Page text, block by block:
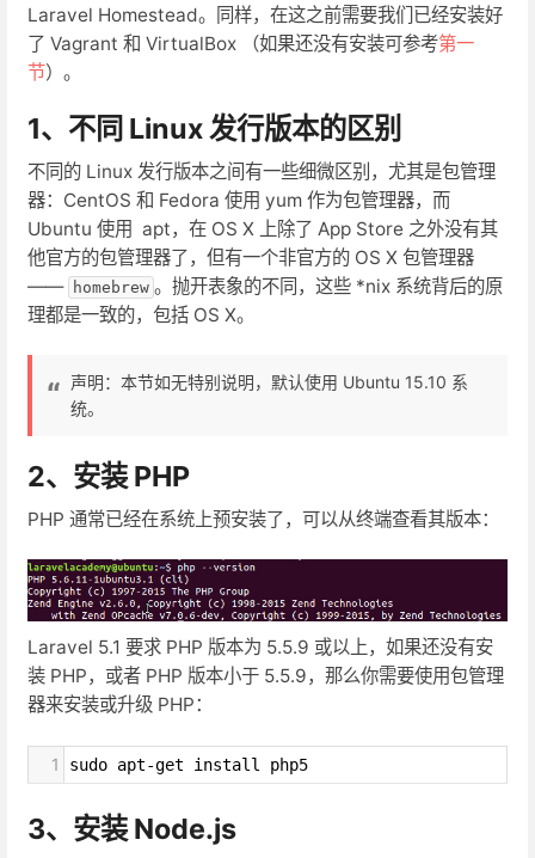
Laravel Homestead。同样，在这之前需要我们已经安装好
了 Vagrant 和 VirtualBox （如果还没有安装可参考第一
节）。
1、不同 Linux 发行版本的区别
不同的 Linux 发行版本之间有一些细微区别，尤其是包管理
器：CentOS 和 Fedora 使用 yum 作为包管理器，而
Ubuntu 使用 apt，在 OS X 上除了 App Store 之外没有其
他官方的包管理器了，但有一个非官方的 OS X 包管理器
—— homebrew 。抛开表象的不同，这些 *nix 系统背后的原
理都是一致的，包括 OS X。
声明：本节如无特别说明，默认使用 Ubuntu 15.10 系
统。
2、安装 PHP
PHP 通常已经在系统上预安装了，可以从终端查看其版本：
Laravel 5.1 要求 PHP 版本为 5.5.9 或以上，如果还没有安
装 PHP，或者 PHP 版本小于 5.5.9，那么你需要使用包管理
器来安装或升级 PHP：
1 sudo apt-get install php5
3、安装 Node.js